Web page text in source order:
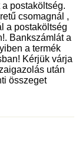
postaköltség.
csomagnál ,
a postaköltség
Bankszámlát a
a termék
Kérjük várja
után
összeget